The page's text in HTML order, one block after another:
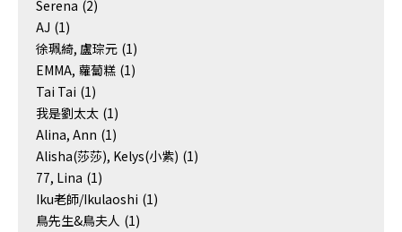
Serena (2)
AJ (1)
徐珮綺, 盧琮元 (1)
EMMA, 蘿蔔糕 (1)
Tai Tai (1)
我是劉太太 (1)
Alina, Ann (1)
Alisha(莎莎), Kelys(小紫) (1)
77, Lina (1)
Iku老師/Ikulaoshi (1)
鳥先生&鳥夫人 (1)